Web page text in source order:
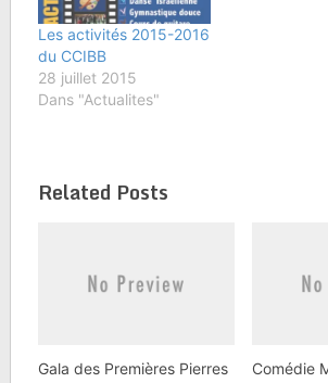
Les activités 2015-2016
du CCIBB
28 juillet 2015
Dans "Actualites"
Related Posts
Gala des Premières Pierres
Comédie